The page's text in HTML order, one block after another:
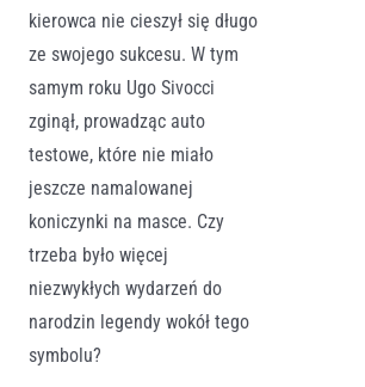
kierowca nie cieszył się długo
ze swojego sukcesu. W tym
samym roku Ugo Sivocci
zginął, prowadząc auto
testowe, które nie miało
jeszcze namalowanej
koniczynki na masce. Czy
trzeba było więcej
niezwykłych wydarzeń do
narodzin legendy wokół tego
symbolu?